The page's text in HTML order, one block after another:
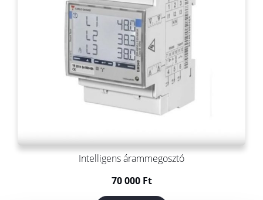
Intelligens árammegosztó
70 000 Ft